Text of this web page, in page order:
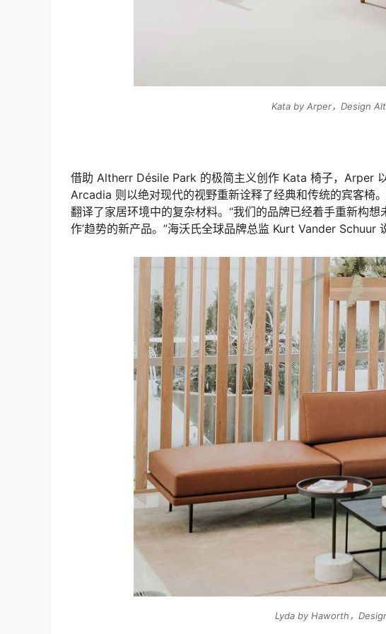
Kata by Arper，Design
借助 Altherr Désile Park 的极简主义创作 Kata 椅子，Arper
Arcadia 则以绝对现代的视野重新诠释了经典和传统的宾客
翻译了家居环境中的复杂材料。“我们的品牌已经着​​手重新构
作’趋势的新产品。”海沃氏全球品牌总监 Kurt Vander Schuur
Lyda by Haworth，